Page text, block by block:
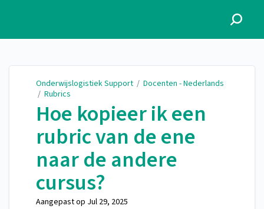
Onderwijslogistiek Support / Docenten - Nederlands
/ Rubrics
Hoe kopieer ik een
rubric van de ene
naar de andere
cursus?
Aangepast op Jul 29, 2025